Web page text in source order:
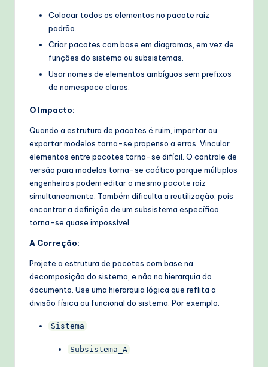
Colocar todos os elementos no pacote raiz
padrão.
Criar pacotes com base em diagramas, em vez de
funções do sistema ou subsistemas.
Usar nomes de elementos ambíguos sem prefixos
de namespace claros.
O Impacto:
Quando a estrutura de pacotes é ruim, importar ou
exportar modelos torna-se propenso a erros. Vincular
elementos entre pacotes torna-se difícil. O controle de
versão para modelos torna-se caótico porque múltiplos
engenheiros podem editar o mesmo pacote raiz
simultaneamente. Também dificulta a reutilização, pois
encontrar a definição de um subsistema específico
torna-se quase impossível.
A Correção:
Projete a estrutura de pacotes com base na
decomposição do sistema, e não na hierarquia do
documento. Use uma hierarquia lógica que reflita a
divisão física ou funcional do sistema. Por exemplo:
Sistema
Subsistema_A